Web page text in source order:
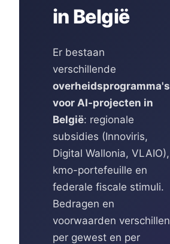
in België
Er bestaan
verschillende
overheidsprogramma's
voor AI-projecten in
België: regionale
subsidies (Innoviris,
Digital Wallonia, VLAIO),
kmo-portefeuille en
federale fiscale stimuli.
Bedragen en
voorwaarden verschillen
per gewest en per